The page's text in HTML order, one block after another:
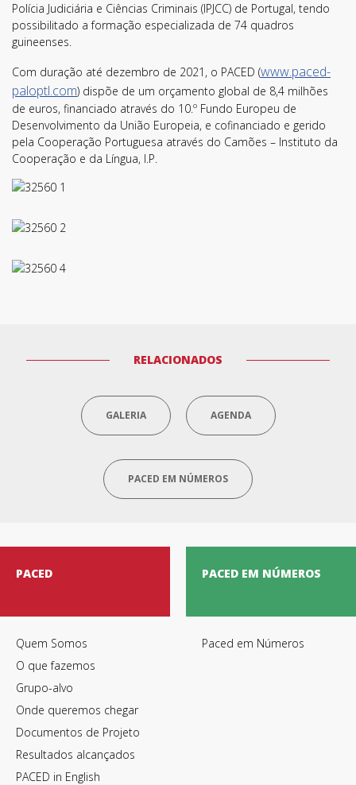
Polícia Judiciária e Ciências Criminais (IPJCC) de Portugal, tendo
possibilitado a formação especializada de 74 quadros
guineenses.
Com duração até dezembro de 2021, o PACED (www.paced-
paloptl.com) dispõe de um orçamento global de 8,4 milhões
de euros, financiado através do 10.º Fundo Europeu de
Desenvolvimento da União Europeia, e cofinanciado e gerido
pela Cooperação Portuguesa através do Camões – Instituto da
Cooperação e da Língua, I.P.
RELACIONADOS
GALERIA AGENDA
PACED EM NÚMEROS
PACED
Quem Somos
O que fazemos
Grupo-alvo
Onde queremos chegar
Documentos de Projeto
Resultados alcançados
PACED in English
PACED EM NÚMEROS
Paced em Números
Subscreva a nossa
Newsletter!
Fique sempre a par de todas as novidades!